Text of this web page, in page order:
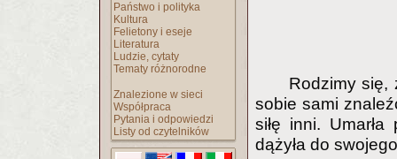
Państwo i polityka
Kultura
Felietony i eseje
Literatura
Ludzie, cytaty
Tematy różnorodne
Znalezione w sieci
Współpraca
Pytania i odpowiedzi
Listy od czytelników
Rodzimy się,
sobie sami
siłę inni.
dążyła do